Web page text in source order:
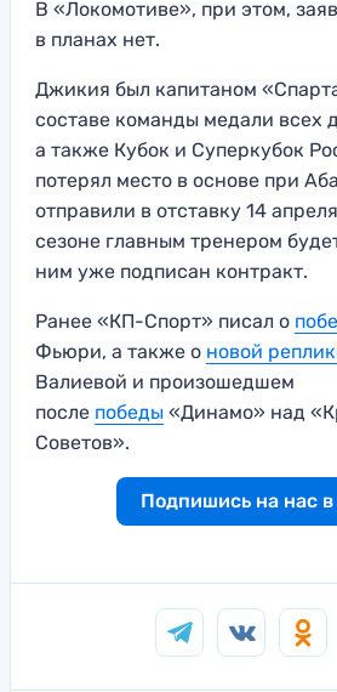
В «Локомотиве», при этом,
в планах нет.
Джикия был капитаном
составе команды медали всех
а также Кубок и Суперкубок
потерял место в основе при
отправили в отставку 14
сезоне главным тренером
ним уже подписан контракт.
Ранее «КП-Спорт» писал о
Фьюри, а также о новой
Валиевой и произошедшем
после победы «Динамо» над
Советов».
Подпишись на нас